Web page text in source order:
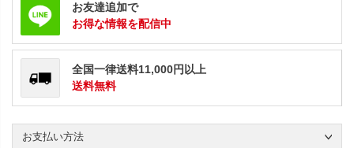
お友達追加で
お得な情報を配信中
全国一律送料11,000円以上
送料無料
お支払い方法